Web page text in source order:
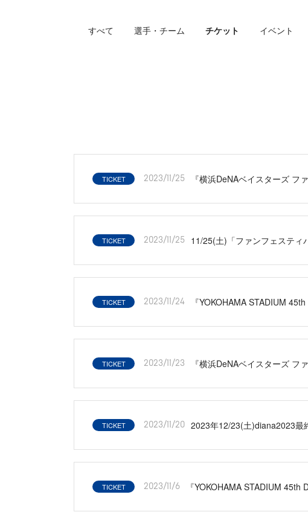
すべて 選手・チーム チケット イベント
TICKET 2023/11/25 『横浜DeNAベイスターズ
TICKET 2023/11/25 11/25(土)「ファンフェスティ
TICKET 2023/11/24 『YOKOHAMA STADIUM
TICKET 2023/11/23 『横浜DeNAベイスターズ
TICKET 2023/11/20 2023年12/23(土)diana2023最
TICKET 2023/11/6 『YOKOHAMA STADIUM